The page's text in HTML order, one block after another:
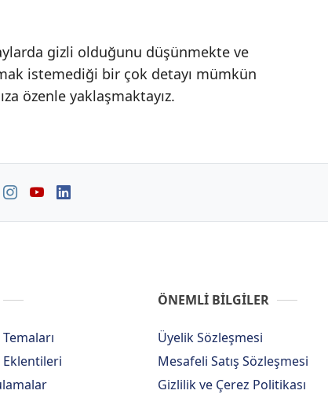
gizli olduğunu düşünmekte ve
istemediği bir çok detayı mümkün
özenle yaklaşmaktayız.
ÖNEMLİ BİLGİLER
Üyelik Sözleşmesi
Mesafeli Satış Sözleşmesi
Gizlilik ve Çerez Politikası